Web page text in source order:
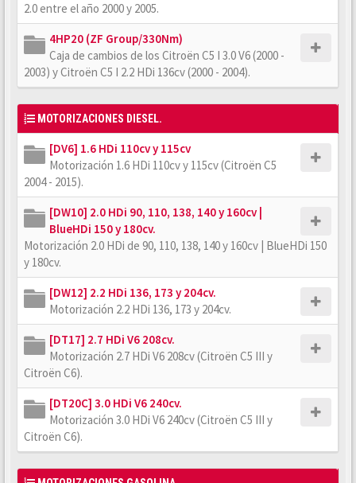
2.0 entre el año 2000 y 2005.
4HP20 (ZF Group/330Nm)
Caja de cambios de los Citroën C5 I 3.0 V6 (2000 -
2003) y Citroën C5 I 2.2 HDi 136cv (2000 - 2004).
MOTORIZACIONES DIESEL.
[DV6] 1.6 HDi 110cv y 115cv
Motorización 1.6 HDi 110cv y 115cv (Citroën C5
2004 - 2015).
[DW10] 2.0 HDi 90, 110, 138, 140 y 160cv |
BlueHDi 150 y 180cv.
Motorización 2.0 HDi de 90, 110, 138, 140 y 160cv | BlueHDi 150
y 180cv.
[DW12] 2.2 HDi 136, 173 y 204cv.
Motorización 2.2 HDi 136, 173 y 204cv.
[DT17] 2.7 HDi V6 208cv.
Motorización 2.7 HDi V6 208cv (Citroën C5 III y
Citroën C6).
[DT20C] 3.0 HDi V6 240cv.
Motorización 3.0 HDi V6 240cv (Citroën C5 III y
Citroën C6).